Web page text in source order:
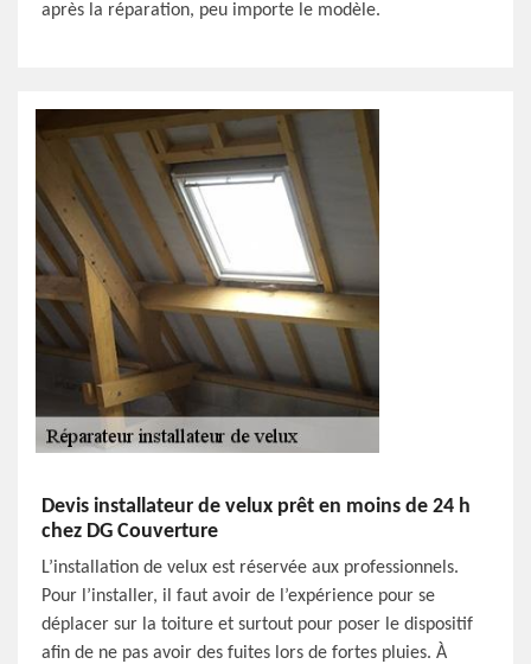
après la réparation, peu importe le modèle.
Devis installateur de velux prêt en moins de 24 h
chez DG Couverture
L’installation de velux est réservée aux professionnels.
Pour l’installer, il faut avoir de l’expérience pour se
déplacer sur la toiture et surtout pour poser le dispositif
afin de ne pas avoir des fuites lors de fortes pluies. À